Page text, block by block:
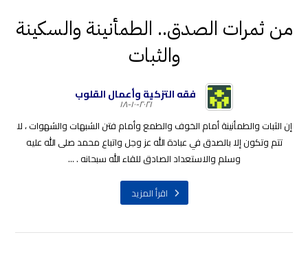
من ثمرات الصدق.. الطمأنينة والسكينة
والثبات
فقه التزكية وأعمال القلوب
٢٠٢١-١٠-١٨
إن الثبات والطمأنينة أمام الخوف والطمع وأمام فتن الشبهات والشهوات ، لا
تتم وتكون إلا بالصدق في عبادة الله عز وجل واتباع محمد صلى الله عليه
وسلم والاستعداد الصادق للقاء الله سبحانه . ...
اقرأ المزيد